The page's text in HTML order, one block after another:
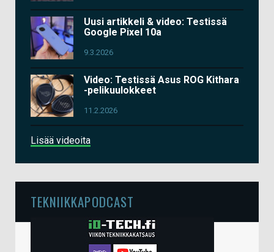
Uusi artikkeli & video: Testissä
Google Pixel 10a
9.3.2026
Video: Testissä Asus ROG Kithara
-pelikuulokkeet
11.2.2026
Lisää videoita
TEKNIIKKAPODCAST